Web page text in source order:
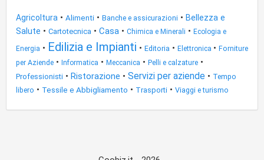
Agricoltura • Alimenti • Banche e assicurazioni • Bellezza e
Salute • Cartotecnica • Casa • Chimica e Minerali • Ecologia e
Energia • Edilizia e Impianti • Editoria • Elettronica • Forniture
per Aziende • Informatica • Meccanica • Pelli e calzature •
Professionisti • Ristorazione • Servizi per aziende • Tempo
libero • Tessile e Abbigliamento • Trasporti • Viaggi e turismo